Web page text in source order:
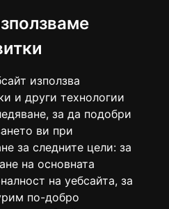
използва
и други технологии
за да подобри
ви при
за следните цели: за
на основната
на уебсайта, за
по-добро